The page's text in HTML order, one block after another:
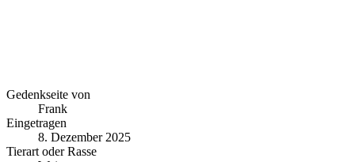
Gedenkseite von
Frank
Eingetragen
8. Dezember 2025
Tierart oder Rasse